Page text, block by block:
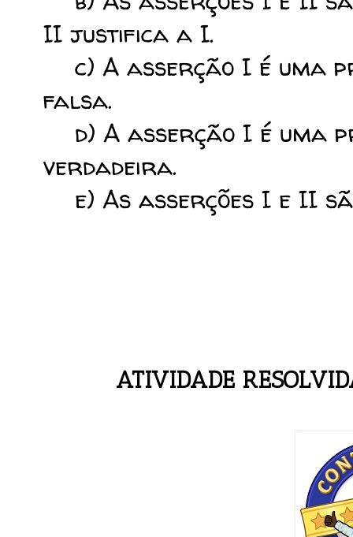
II justifica a I.
c) A asserção I é uma
falsa.
d) A asserção I é uma
verdadeira.
e) As asserções I e II
ATIVIDADE